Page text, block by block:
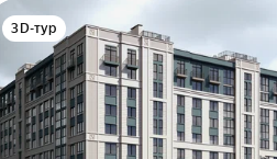
3D-тур